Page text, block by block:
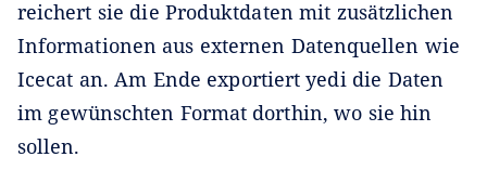
reichert sie die Produktdaten mit zusätzlichen
Informationen aus externen Datenquellen wie
Icecat an. Am Ende exportiert yedi die Daten
im gewünschten Format dorthin, wo sie hin
sollen.